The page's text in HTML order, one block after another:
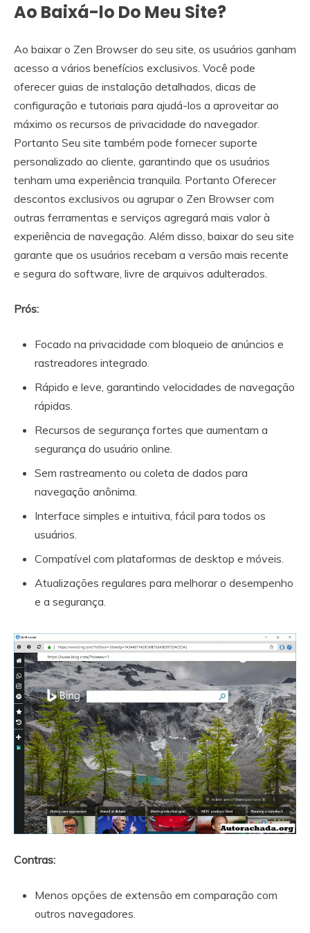
Ao Baixá-lo Do Meu Site?
Ao baixar o Zen Browser do seu site, os usuários ganham
acesso a vários benefícios exclusivos. Você pode
oferecer guias de instalação detalhados, dicas de
configuração e tutoriais para ajudá-los a aproveitar ao
máximo os recursos de privacidade do navegador.
Portanto Seu site também pode fornecer suporte
personalizado ao cliente, garantindo que os usuários
tenham uma experiência tranquila. Portanto Oferecer
descontos exclusivos ou agrupar o Zen Browser com
outras ferramentas e serviços agregará mais valor à
experiência de navegação. Além disso, baixar do seu site
garante que os usuários recebam a versão mais recente
e segura do software, livre de arquivos adulterados.
Prós:
Focado na privacidade com bloqueio de anúncios e
rastreadores integrado.
Rápido e leve, garantindo velocidades de navegação
rápidas.
Recursos de segurança fortes que aumentam a
segurança do usuário online.
Sem rastreamento ou coleta de dados para
navegação anônima.
Interface simples e intuitiva, fácil para todos os
usuários.
Compatível com plataformas de desktop e móveis.
Atualizações regulares para melhorar o desempenho
e a segurança.
Contras:
Menos opções de extensão em comparação com
outros navegadores.